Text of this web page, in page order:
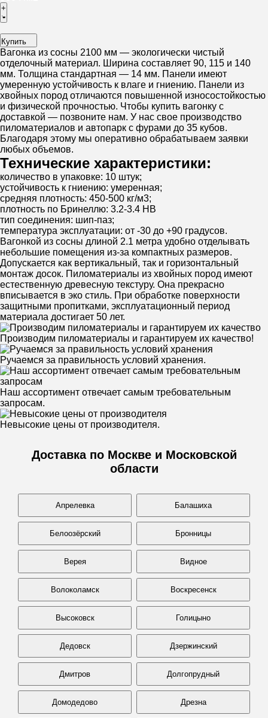
+
Купить
Вагонка из сосны 2100 мм — экологически чистый
отделочный материал. Ширина составляет 90, 115 и 140
мм. Толщина стандартная — 14 мм. Панели имеют
умеренную устойчивость к влаге и гниению. Панели из
хвойных пород отличаются повышенной износостойкостью
и физической прочностью. Чтобы купить вагонку с
доставкой — позвоните нам. У нас свое производство
пиломатериалов и автопарк с фурами до 35 кубов.
Благодаря этому мы оперативно обрабатываем заявки
любых объемов.
Технические характеристики:
количество в упаковке: 10 штук;
устойчивость к гниению: умеренная;
средняя плотность: 450-500 кг/м3;
плотность по Бринеллю: 3.2-3.4 НВ
тип соединения: шип-паз;
температура эксплуатации: от -30 до +90 градусов.
Вагонкой из сосны длиной 2.1 метра удобно отделывать
небольшие помещения из-за компактных размеров.
Допускается как вертикальный, так и горизонтальный
монтаж досок. Пиломатериалы из хвойных пород имеют
естественную древесную текстуру. Она прекрасно
вписывается в эко стиль. При обработке поверхности
защитными пропитками, эксплуатационный период
материала достигает 50 лет.
Производим пиломатериалы и гарантируем их качество!
Ручаемся за правильность условий хранения.
Наш ассортимент отвечает самым требовательным
запросам.
Невысокие цены от производителя.
Доставка по Москве и Московской
области
Апрелевка Балашиха
Белоозёрский Бронницы
Верея Видное
Волоколамск Воскресенск
Высоковск Голицыно
Дедовск Дзержинский
Дмитров Долгопрудный
Домодедово Дрезна